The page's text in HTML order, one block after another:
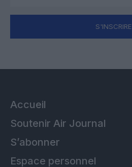
S'INSCRIRE
Accueil
Soutenir Air Journal
S’abonner
Espace personnel